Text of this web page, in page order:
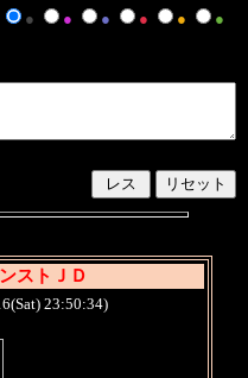
● ● ● ● ●
●
ストＪＤ
23:50:34)